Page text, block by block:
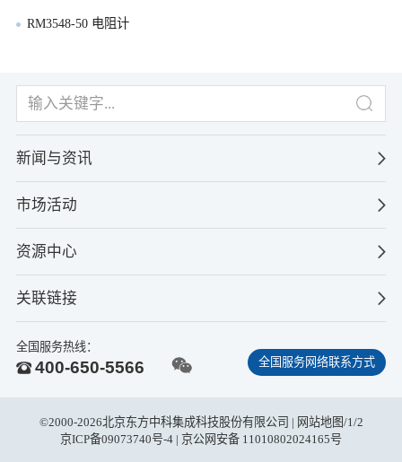
RM3548-50 电阻计
新闻与资讯
市场活动
资源中心
关联链接
全国服务热线：
400-650-5566 全国服务网络联系方式
©2000-2026北京东方中科集成科技股份有限公司 | 网站地图/1 /2
京ICP备09073740号-4 | 京公网安备 11010802024165号